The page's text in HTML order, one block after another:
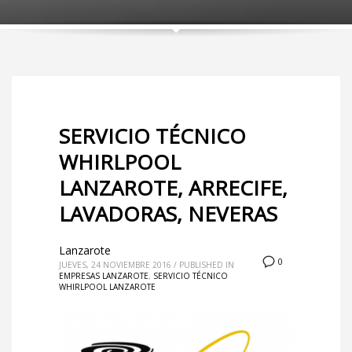
SERVICIO TÉCNICO
WHIRLPOOL
LANZAROTE, ARRECIFE,
LAVADORAS, NEVERAS
0
Lanzarote
JUEVES, 24 NOVIEMBRE 2016 / PUBLISHED IN
EMPRESAS LANZAROTE, SERVICIO TÉCNICO
WHIRLPOOL LANZAROTE